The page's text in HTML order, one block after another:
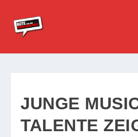
JUNGE
TALENTE